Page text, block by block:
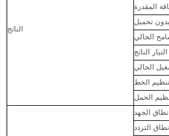
الناتج
المقدرة
تحميل
الحالي
الناتج
الحالي
تنظيم الخط
الحمل
نطاق الجهد
نطاق التردد